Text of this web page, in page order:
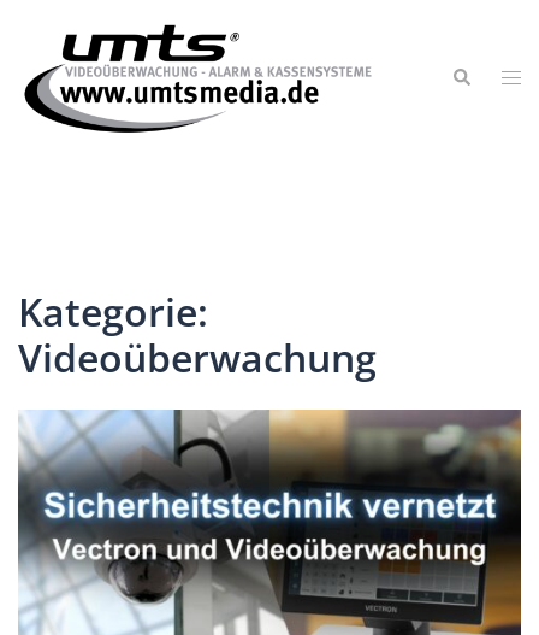
Kategorie:
Videoüberwachung